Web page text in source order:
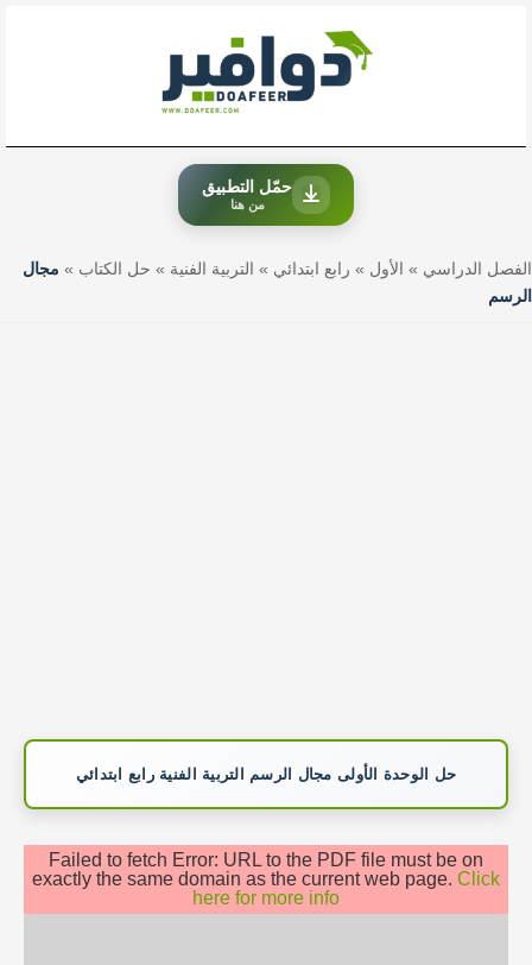
حمّل التطبيق
من هنا
الفصل الدراسي » الأول » رابع ابتدائي » التربية الفنية » حل الكتاب » مجال
الرسم
حل الوحدة الأولى مجال الرسم التربية الفنية رابع ابتدائي
Failed to fetch Error: URL to the PDF file must be on
exactly the same domain as the current web page. Click
here for more info